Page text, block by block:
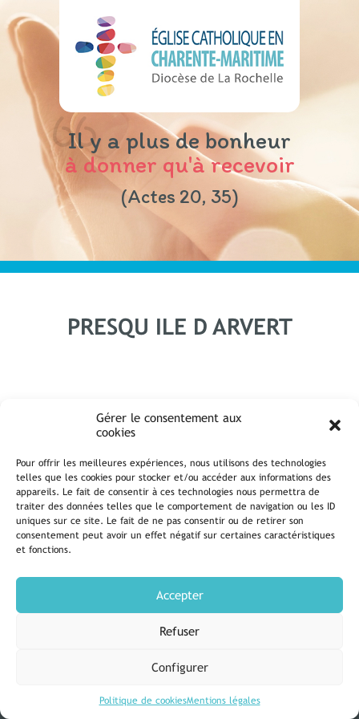
Gérer le consentement aux
cookies
Pour offrir les meilleures expériences, nous utilisons des technologies
telles que les cookies pour stocker et/ou accéder aux informations des
appareils. Le fait de consentir à ces technologies nous permettra de
traiter des données telles que le comportement de navigation ou les ID
uniques sur ce site. Le fait de ne pas consentir ou de retirer son
consentement peut avoir un effet négatif sur certaines caractéristiques
et fonctions.
Accepter
Refuser
Configurer
Politique de cookiesMentions légales
Il y a plus de bonheur
à donner qu'à recevoir
(Actes 20, 35)
PRESQU ILE D ARVERT